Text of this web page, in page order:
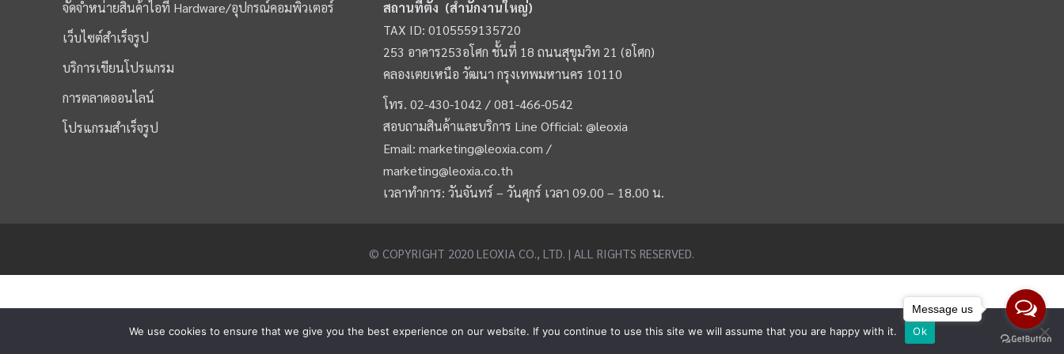
จัดจำหน่ายสินค้าไอที Hardware/อุปกรณ์คอมพิวเตอร์
เว็บไซต์สำเร็จรูป
บริการเขียนโปรแกรม
การตลาดออนไลน์
โปรแกรมสำเร็จรูป
สถานที่ตั้ง (สำนักงานใหญ่)
TAX ID: 0105559135720
253 อาคาร253อโศก ชั้นที่ 18 ถนนสุขุมวิท 21 (อโศก)
คลองเตยเหนือ วัฒนา กรุงเทพมหานคร 10110
โทร.02-430-1042 /081-466-0542
สอบถามสินค้าและบริการ Line Official:@leoxia
Email:marketing@leoxia.com /
marketing@leoxia.co.th
เวลาทำการ: วันจันทร์ – วันศุกร์ เวลา 09.00 – 18.00 น.
© COPYRIGHT 2020 LEOXIA CO., LTD. | ALL RIGHTS RESERVED.
We use cookies to ensure that we give you the best experience on our website. If you continue to use this site we will assume that you are happy with it. Ok
Message us